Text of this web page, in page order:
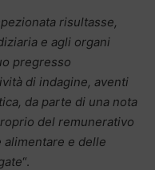
risultasse,
e agli organi
pregresso
di indagine, aventi
da parte di una nota
del remunerativo
e delle
“.